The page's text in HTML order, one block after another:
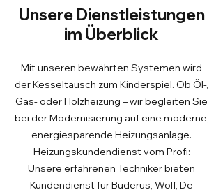
Unsere Dienstleistungen
im Überblick
Mit unseren bewährten Systemen wird
der Kesseltausch zum Kinderspiel. Ob Öl-,
Gas- oder Holzheizung – wir begleiten Sie
bei der Modernisierung auf eine moderne,
energiesparende Heizungsanlage.
Heizungskundendienst vom Profi:
Unsere erfahrenen Techniker bieten
Kundendienst für Buderus, Wolf, De